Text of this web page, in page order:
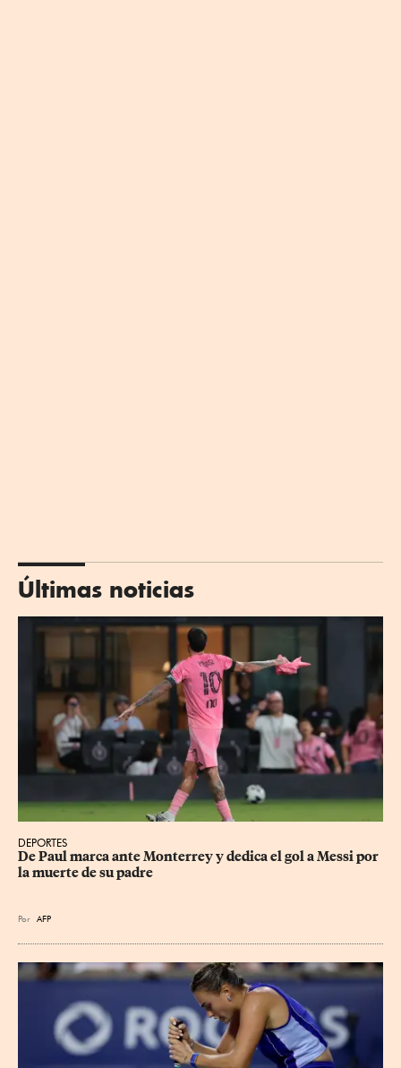
Últimas noticias
DEPORTES
De Paul marca ante Monterrey y dedica el gol a Messi por
la muerte de su padre
Por AFP